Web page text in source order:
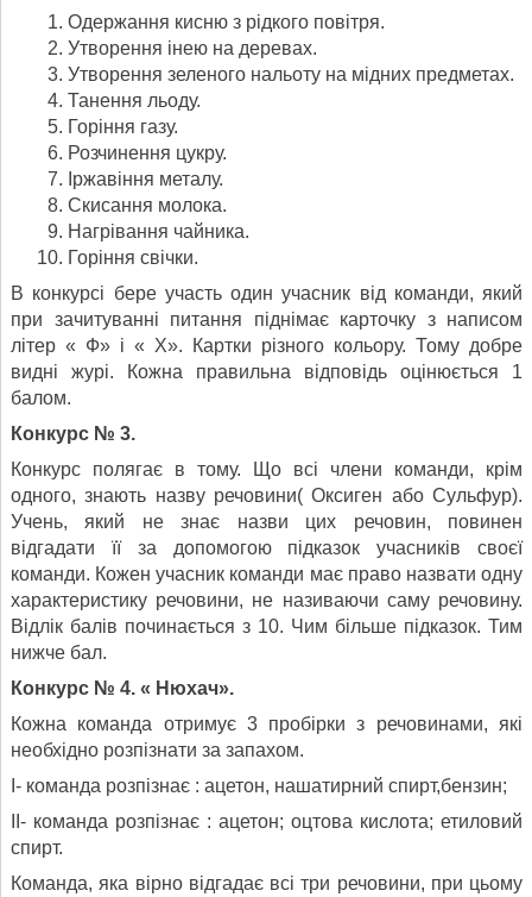
Одержання кисню з рідкого повітря.
Утворення інею на деревах.
Утворення зеленого нальоту на мідних предметах.
Танення льоду.
Горіння газу.
Розчинення цукру.
Іржавіння металу.
Скисання молока.
Нагрівання чайника.
Горіння свічки.
В конкурсі бере участь один учасник від команди, який
при зачитуванні питання піднімає карточку з написом
літер « Ф» і « Х». Картки різного кольору. Тому добре
видні журі. Кожна правильна відповідь оцінюється 1
балом.
Конкурс № 3.
Конкурс полягає в тому. Що всі члени команди, крім
одного, знають назву речовини( Оксиген або Сульфур).
Учень, який не знає назви цих речовин, повинен
відгадати її за допомогою підказок учасників своєї
команди. Кожен учасник команди має право назвати одну
характеристику речовини, не називаючи саму речовину.
Відлік балів починається з 10. Чим більше підказок. Тим
нижче бал.
Конкурс № 4. « Нюхач».
Кожна команда отримує 3 пробірки з речовинами, які
необхідно розпізнати за запахом.
І- команда розпізнає : ацетон, нашатирний спирт,бензин;
ІІ- команда розпізнає : ацетон; оцтова кислота; етиловий
спирт.
Команда, яка вірно відгадає всі три речовини, при цьому